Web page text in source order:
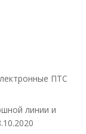
ПТС
линии и